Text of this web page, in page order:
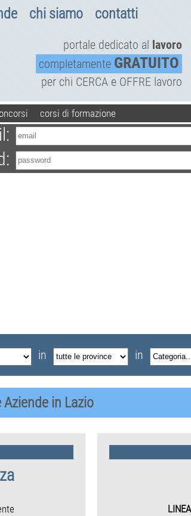
chi siamo contatti
portale dedicato allavoro
completamente GRATUITO
per chi CERCA e OFFRE lavoro
corsi di formazione
in in
in Lazio